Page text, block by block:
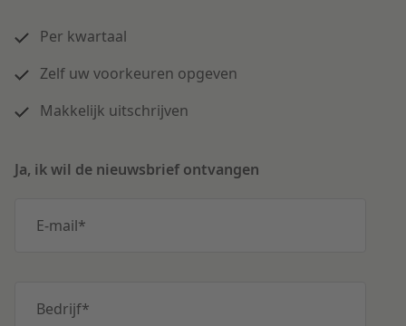
Per kwartaal
Zelf uw voorkeuren opgeven
Makkelijk uitschrijven
Ja, ik wil de nieuwsbrief ontvangen
E-mail*
Bedrijf*